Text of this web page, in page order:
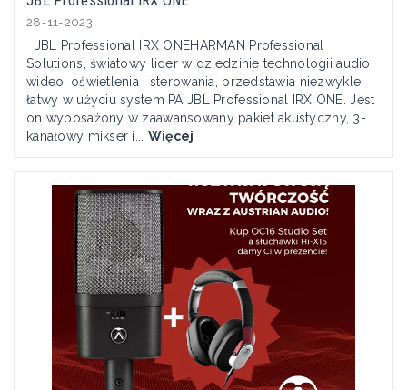
28-11-2023
JBL Professional IRX ONEHARMAN Professional
Solutions, światowy lider w dziedzinie technologii audio,
wideo, oświetlenia i sterowania, przedstawia niezwykle
łatwy w użyciu system PA JBL Professional IRX ONE. Jest
on wyposażony w zaawansowany pakiet akustyczny, 3-
kanałowy mikser i... Więcej